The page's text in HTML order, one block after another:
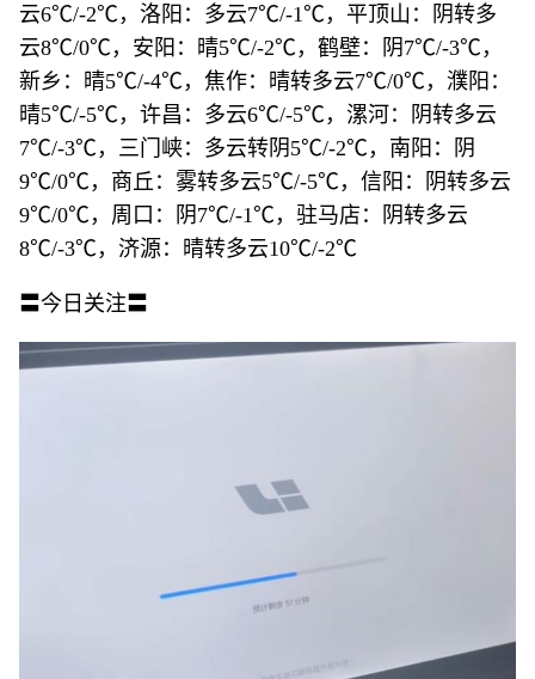
云6℃/-2℃，洛阳：多云7℃/-1℃，平顶山：阴转多
云8℃/0℃，安阳：晴5℃/-2℃，鹤壁：阴7℃/-3℃，
新乡：晴5℃/-4℃，焦作：晴转多云7℃/0℃，濮阳：
晴5℃/-5℃，许昌：多云6℃/-5℃，漯河：阴转多云
7℃/-3℃，三门峡：多云转阴5℃/-2℃，南阳：阴
9℃/0℃，商丘：雾转多云5℃/-5℃，信阳：阴转多云
9℃/0℃，周口：阴7℃/-1℃，驻马店：阴转多云
8℃/-3℃，济源：晴转多云10℃/-2℃
〓今日关注〓